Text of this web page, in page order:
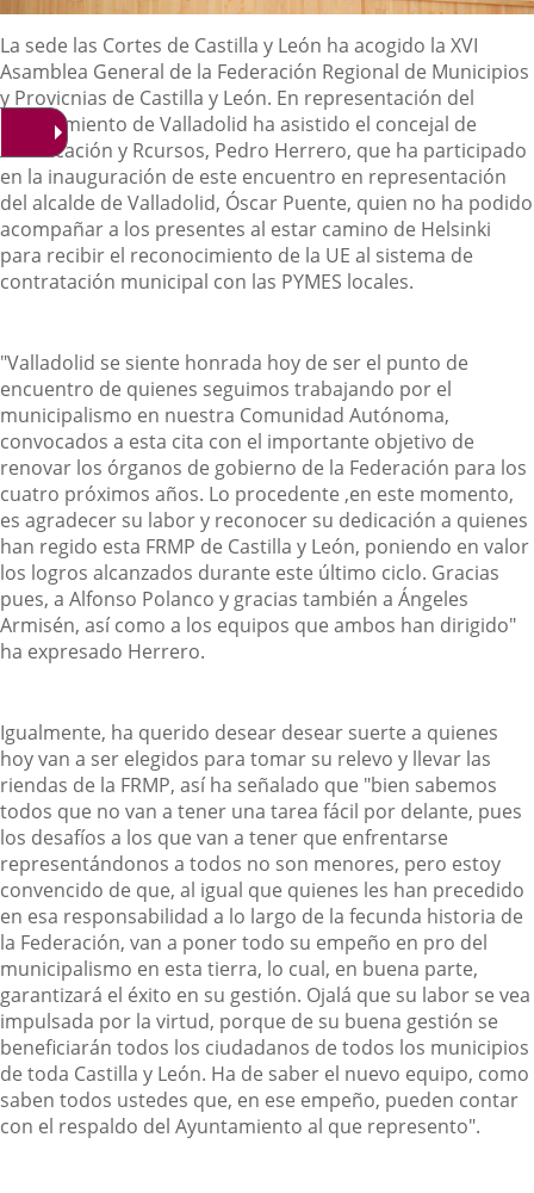
Descripción
La sede las Cortes de Castilla y León ha acogido la XVI
Asamblea General de la Federación Regional de Municipios
y Provicnias de Castilla y León. En representación del
Ayuntamiento de Valladolid ha asistido el concejal de
Planificación y Rcursos, Pedro Herrero, que ha participado
en la inauguración de este encuentro en representación
del alcalde de Valladolid, Óscar Puente, quien no ha podido
acompañar a los presentes al estar camino de Helsinki
para recibir el reconocimiento de la UE al sistema de
contratación municipal con las PYMES locales.
"Valladolid se siente honrada hoy de ser el punto de
encuentro de quienes seguimos trabajando por el
municipalismo en nuestra Comunidad Autónoma,
convocados a esta cita con el importante objetivo de
renovar los órganos de gobierno de la Federación para los
cuatro próximos años. Lo procedente ,en este momento,
es agradecer su labor y reconocer su dedicación a quienes
han regido esta FRMP de Castilla y León, poniendo en valor
los logros alcanzados durante este último ciclo. Gracias
pues, a Alfonso Polanco y gracias también a Ángeles
Armisén, así como a los equipos que ambos han dirigido"
ha expresado Herrero.
Igualmente, ha querido desear desear suerte a quienes
hoy van a ser elegidos para tomar su relevo y llevar las
riendas de la FRMP, así ha señalado que "bien sabemos
todos que no van a tener una tarea fácil por delante, pues
los desafíos a los que van a tener que enfrentarse
representándonos a todos no son menores, pero estoy
convencido de que, al igual que quienes les han precedido
en esa responsabilidad a lo largo de la fecunda historia de
la Federación, van a poner todo su empeño en pro del
municipalismo en esta tierra, lo cual, en buena parte,
garantizará el éxito en su gestión. Ojalá que su labor se vea
impulsada por la virtud, porque de su buena gestión se
beneficiarán todos los ciudadanos de todos los municipios
de toda Castilla y León. Ha de saber el nuevo equipo, como
saben todos ustedes que, en ese empeño, pueden contar
con el respaldo del Ayuntamiento al que represento".